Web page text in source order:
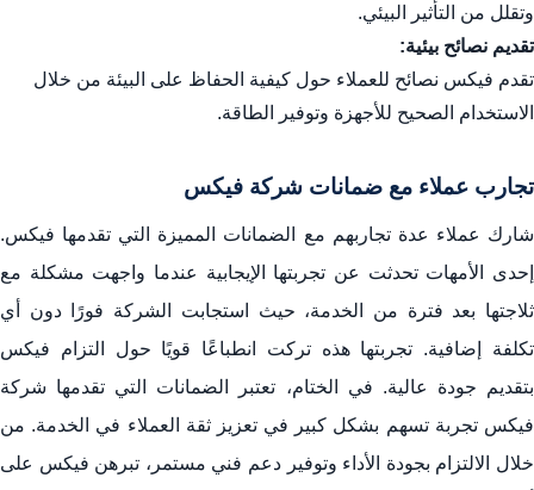
وتقلل من التأثير البيئي.
تقديم نصائح بيئية:
تقدم فيكس نصائح للعملاء حول كيفية الحفاظ على البيئة من خلال
الاستخدام الصحيح للأجهزة وتوفير الطاقة.
تجارب عملاء مع ضمانات شركة فيكس
شارك عملاء عدة تجاربهم مع الضمانات المميزة التي تقدمها فيكس.
إحدى الأمهات تحدثت عن تجربتها الإيجابية عندما واجهت مشكلة مع
ثلاجتها بعد فترة من الخدمة، حيث استجابت الشركة فورًا دون أي
تكلفة إضافية. تجربتها هذه تركت انطباعًا قويًا حول التزام فيكس
بتقديم جودة عالية. في الختام، تعتبر الضمانات التي تقدمها شركة
فيكس تجربة تسهم بشكل كبير في تعزيز ثقة العملاء في الخدمة. من
خلال الالتزام بجودة الأداء وتوفير دعم فني مستمر، تبرهن فيكس على